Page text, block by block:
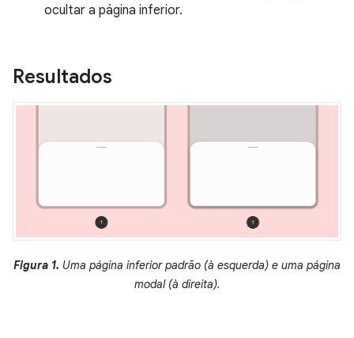
ocultar a página inferior.
Resultados
Figura 1. Uma página inferior padrão (à esquerda) e uma página
modal (à direita).